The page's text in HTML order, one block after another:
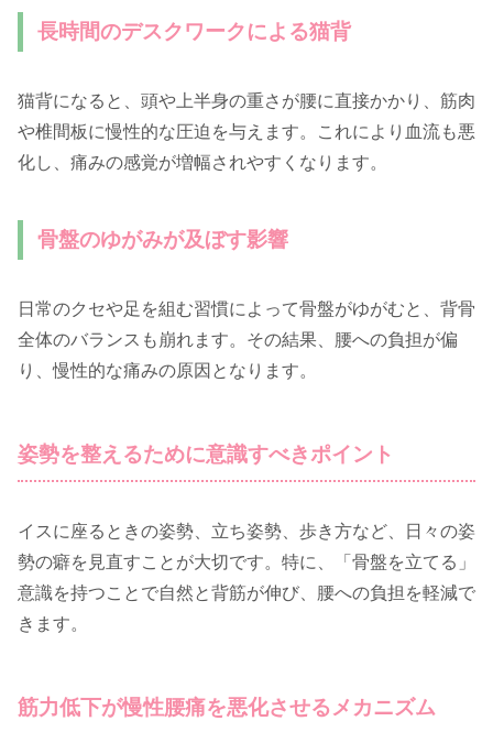
長時間のデスクワークによる猫背
猫背になると、頭や上半身の重さが腰に直接かかり、筋肉
や椎間板に慢性的な圧迫を与えます。これにより血流も悪
化し、痛みの感覚が増幅されやすくなります。
骨盤のゆがみが及ぼす影響
日常のクセや足を組む習慣によって骨盤がゆがむと、背骨
全体のバランスも崩れます。その結果、腰への負担が偏
り、慢性的な痛みの原因となります。
姿勢を整えるために意識すべきポイント
イスに座るときの姿勢、立ち姿勢、歩き方など、日々の姿
勢の癖を見直すことが大切です。特に、「骨盤を立てる」
意識を持つことで自然と背筋が伸び、腰への負担を軽減で
きます。
筋力低下が慢性腰痛を悪化させるメカニズム